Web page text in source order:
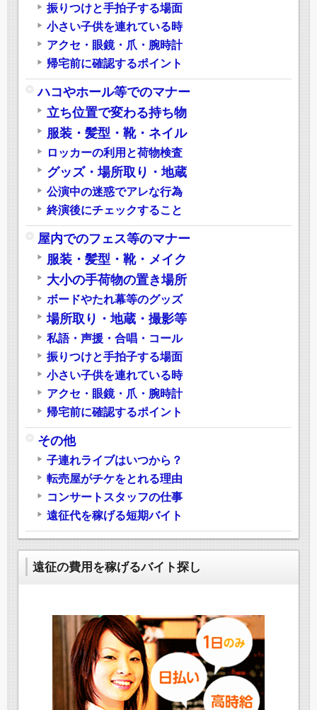
振りつけと手拍子する場面
小さい子供を連れている時
アクセ・眼鏡・爪・腕時計
帰宅前に確認するポイント
ハコやホール等でのマナー
立ち位置で変わる持ち物
服装・髪型・靴・ネイル
ロッカーの利用と荷物検査
グッズ・場所取り・地蔵
公演中の迷惑でアレな行為
終演後にチェックすること
屋内でのフェス等のマナー
服装・髪型・靴・メイク
大小の手荷物の置き場所
ボードやたれ幕等のグッズ
場所取り・地蔵・撮影等
私語・声援・合唱・コール
振りつけと手拍子する場面
小さい子供を連れている時
アクセ・眼鏡・爪・腕時計
帰宅前に確認するポイント
その他
子連れライブはいつから？
転売屋がチケをとれる理由
コンサートスタッフの仕事
遠征代を稼げる短期バイト
遠征の費用を稼げるバイト探し